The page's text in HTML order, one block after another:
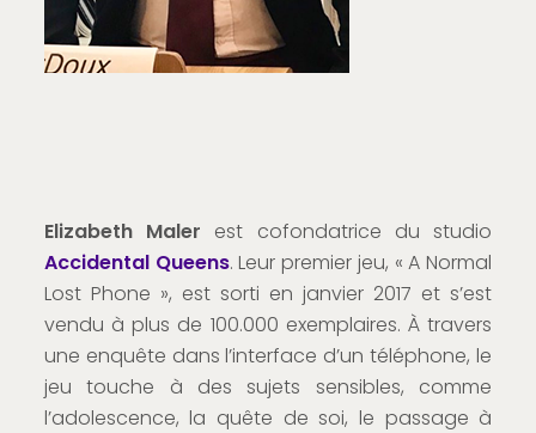
Elizabeth Maler est cofondatrice du studio
Accidental Queens. Leur premier jeu, « A Normal
Lost Phone », est sorti en janvier 2017 et s’est
vendu à plus de 100.000 exemplaires. À travers
une enquête dans l’interface d’un téléphone, le
jeu touche à des sujets sensibles, comme
l’adolescence, la quête de soi, le passage à